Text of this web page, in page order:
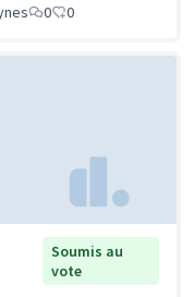
0 0
Soumis au
vote